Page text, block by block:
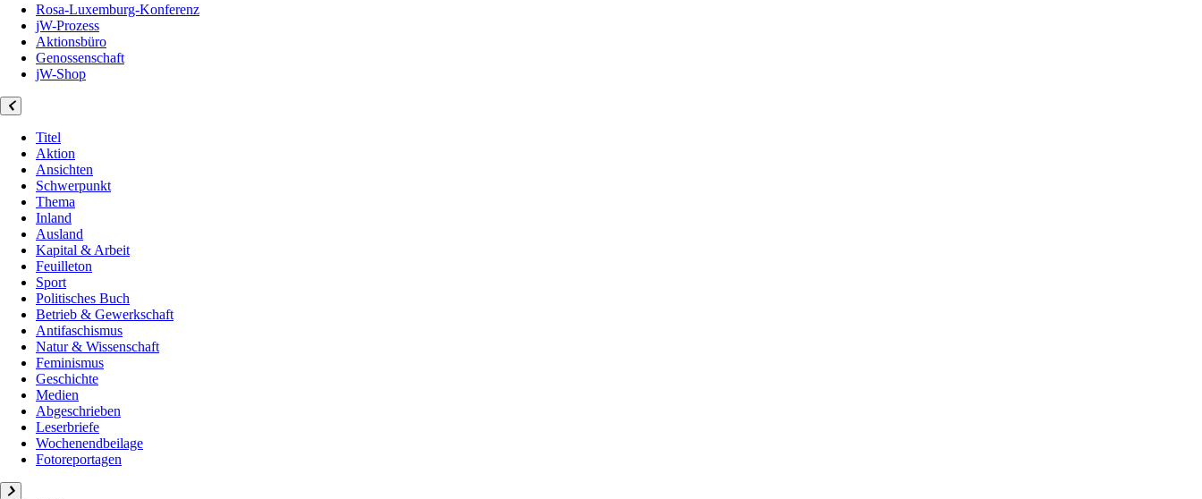
Rosa-Luxemburg-Konferenz
jW-Prozess
Aktionsbüro
Genossenschaft
jW-Shop
Titel
Aktion
Ansichten
Schwerpunkt
Thema
Inland
Ausland
Kapital & Arbeit
Feuilleton
Sport
Politisches Buch
Betrieb & Gewerkschaft
Antifaschismus
Natur & Wissenschaft
Feminismus
Geschichte
Medien
Abgeschrieben
Leserbriefe
Wochenendbeilage
Fotoreportagen